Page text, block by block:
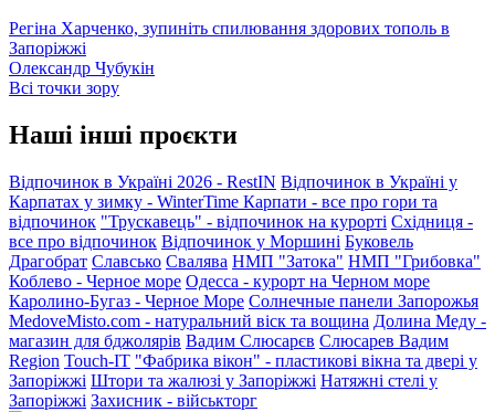
Регіна Харченко, зупиніть спилювання здорових тополь в
Запоріжжі
Олександр Чубукін
Всі точки зору
Наші інші проєкти
Відпочинок в Україні 2026 - RestIN Відпочинок в Україні у
Карпатах у зимку - WinterTime Карпати - все про гори та
відпочинок "Трускавець" - відпочинок на курорті Східниця -
все про відпочинок Відпочинок у Моршині Буковель
Драгобрат Славсько Свалява НМП "Затока" НМП "Грибовка"
Коблево - Черное море Одесса - курорт на Черном море
Каролино-Бугаз - Черное Море Солнечные панели Запорожья
MedoveMisto.com - натуральний віск та вощина Долина Меду -
магазин для бджолярів Вадим Слюсарєв Слюсарев Вадим
Region Touch-IT "Фабрика вікон" - пластикові вікна та двері у
Запоріжжі Штори та жалюзі у Запоріжжі Натяжні стелі у
Запоріжжі Захисник - військторг